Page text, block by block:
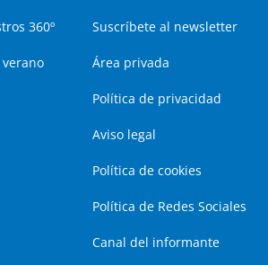
360º Suscríbete al newsletter
Área privada
Política de privacidad
Aviso legal
Política de cookies
Política de Redes Sociales
Canal del informante